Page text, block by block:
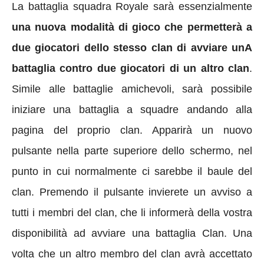
La battaglia squadra Royale sarà essenzialmente
una nuova modalità di gioco che permetterà a
due giocatori dello stesso clan di avviare unA
battaglia contro due giocatori di un altro clan.
Simile alle battaglie amichevoli, sarà possibile
iniziare una battaglia a squadre andando alla
pagina del proprio clan. Apparirà un nuovo
pulsante nella parte superiore dello schermo, nel
punto in cui normalmente ci sarebbe il baule del
clan. Premendo il pulsante invierete un avviso a
tutti i membri del clan, che li informerà della vostra
disponibilità ad avviare una battaglia Clan. Una
volta che un altro membro del clan avrà accettato